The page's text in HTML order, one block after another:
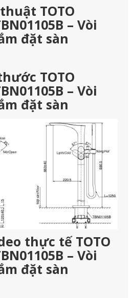
TOTO
– Vòi
đặt sàn
TOTO
– Vòi
đặt sàn
thực tế TOTO
– Vòi
đặt sàn